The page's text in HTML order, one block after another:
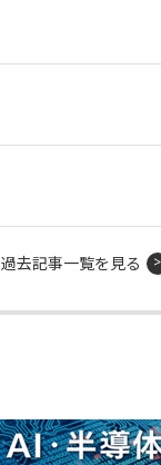
過去記事一覧を見る